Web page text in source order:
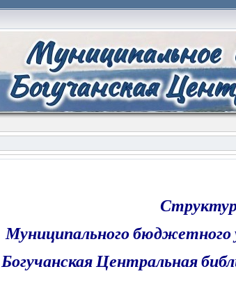
Муниципального бюджетного
Богучанская Центральная